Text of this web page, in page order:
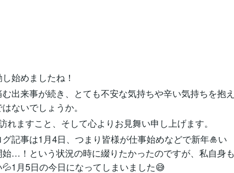
始めましたね！
出来事が続き、とても不安な気持ちや辛い気持ちを抱え
ないでしょうか。
れますこと、そして心よりお見舞い申し上げます。
記事は1月4日、つまり皆様が仕事始めなどで新年🎍い
…！という状況の時に綴りたかったのですが、私自身も
月5日の今日になってしまいました😅